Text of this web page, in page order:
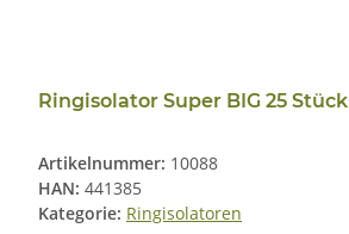
Ringisolator Super BIG 25 Stück
Artikelnummer: 10088
HAN: 441385
Kategorie: Ringisolatoren